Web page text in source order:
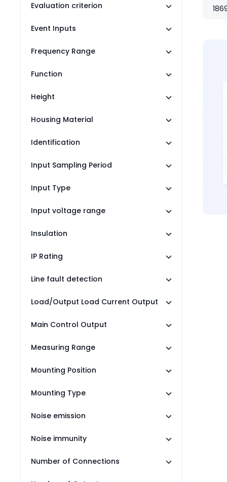
Evaluation criterion
Event Inputs
Frequency Range
Function
Height
Housing Material
Identification
Input Sampling Period
Input Type
Input voltage range
Insulation
IP Rating
Line fault detection
Load/Output Load Current Output
Main Control Output
Measuring Range
Mounting Position
Mounting Type
Noise emission
Noise immunity
Number of Connections